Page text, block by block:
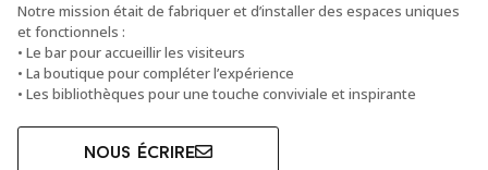
Notre mission était de fabriquer etd’installer des espaces uniques
et fonctionnels :
• Le bar pour accueillir les visiteurs
• La boutique pour compléter l’expérience
• Les bibliothèques pour une touche conviviale et inspirante
Nous écrire